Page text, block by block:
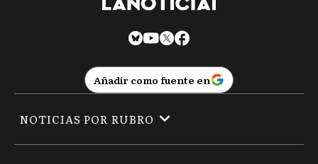
Añadir como fuente en
NOTICIAS POR RUBRO